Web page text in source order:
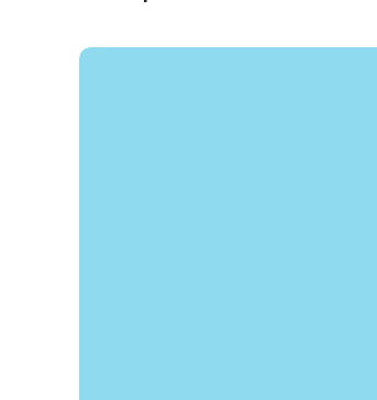
leteckú dopravu, 7x (resp. 10x, 11x,
delegát - na telefóne (jún-
bezpečnostná taxa, iné poplatky
pobytovú taxu, komplexné cestovné
zväčša prvý alebo posledný deň